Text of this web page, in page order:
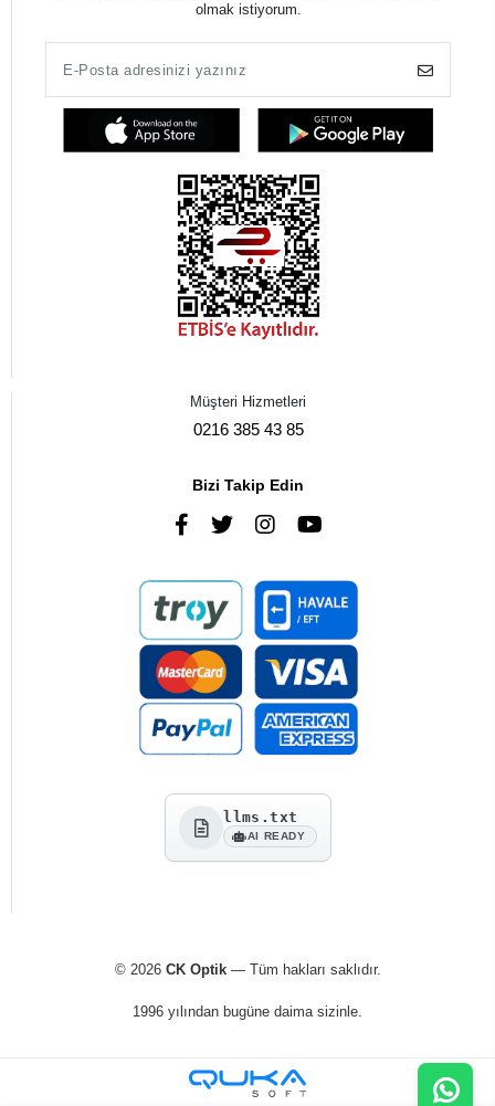
olmak istiyorum.
Müşteri Hizmetleri
0216 385 43 85
Bizi Takip Edin
llms.txt
AI READY
© 2026 CK Optik— Tüm hakları saklıdır.
1996 yılından bugüne daima sizinle.